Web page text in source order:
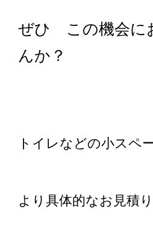
ぜひ この機会に
んか？
トイレなどの小スペ
より具体的なお見積